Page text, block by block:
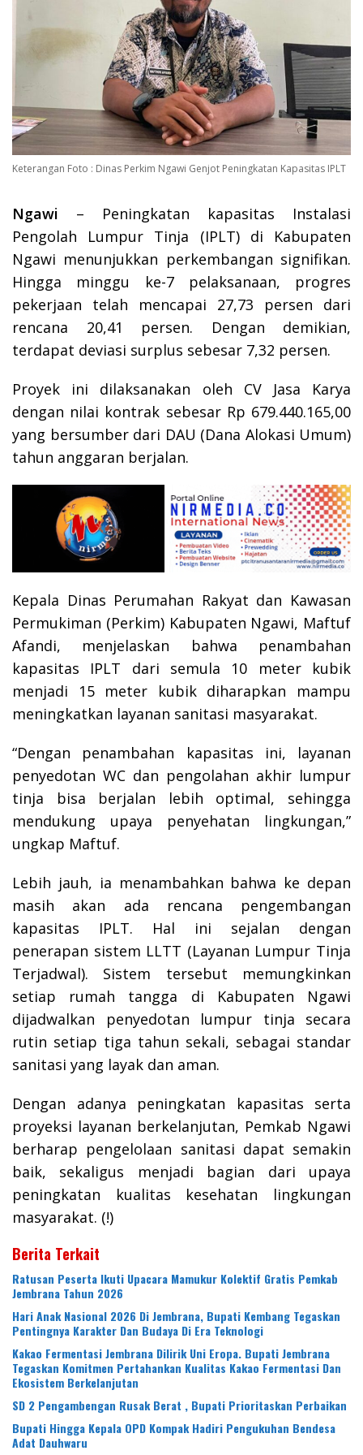
Keterangan Foto : Dinas Perkim Ngawi Genjot Peningkatan Kapasitas IPLT
Ngawi – Peningkatan kapasitas Instalasi
Pengolah Lumpur Tinja (IPLT) di Kabupaten
Ngawi menunjukkan perkembangan signifikan.
Hingga minggu ke-7 pelaksanaan, progres
pekerjaan telah mencapai 27,73 persen dari
rencana 20,41 persen. Dengan demikian,
terdapat deviasi surplus sebesar 7,32 persen.
Proyek ini dilaksanakan oleh CV Jasa Karya
dengan nilai kontrak sebesar Rp 679.440.165,00
yang bersumber dari DAU (Dana Alokasi Umum)
tahun anggaran berjalan.
Kepala Dinas Perumahan Rakyat dan Kawasan
Permukiman (Perkim) Kabupaten Ngawi, Maftuf
Afandi, menjelaskan bahwa penambahan
kapasitas IPLT dari semula 10 meter kubik
menjadi 15 meter kubik diharapkan mampu
meningkatkan layanan sanitasi masyarakat.
“Dengan penambahan kapasitas ini, layanan
penyedotan WC dan pengolahan akhir lumpur
tinja bisa berjalan lebih optimal, sehingga
mendukung upaya penyehatan lingkungan,”
ungkap Maftuf.
Lebih jauh, ia menambahkan bahwa ke depan
masih akan ada rencana pengembangan
kapasitas IPLT. Hal ini sejalan dengan
penerapan sistem LLTT (Layanan Lumpur Tinja
Terjadwal). Sistem tersebut memungkinkan
setiap rumah tangga di Kabupaten Ngawi
dijadwalkan penyedotan lumpur tinja secara
rutin setiap tiga tahun sekali, sebagai standar
sanitasi yang layak dan aman.
Dengan adanya peningkatan kapasitas serta
proyeksi layanan berkelanjutan, Pemkab Ngawi
berharap pengelolaan sanitasi dapat semakin
baik, sekaligus menjadi bagian dari upaya
peningkatan kualitas kesehatan lingkungan
masyarakat. (!)
Berita Terkait
Ratusan Peserta Ikuti Upacara Mamukur Kolektif Gratis Pemkab
Jembrana Tahun 2026
Hari Anak Nasional 2026 Di Jembrana, Bupati Kembang Tegaskan
Pentingnya Karakter Dan Budaya Di Era Teknologi
Kakao Fermentasi Jembrana Dilirik Uni Eropa. Bupati Jembrana
Tegaskan Komitmen Pertahankan Kualitas Kakao Fermentasi Dan
Ekosistem Berkelanjutan
SD 2 Pengambengan Rusak Berat , Bupati Prioritaskan Perbaikan
Bupati Hingga Kepala OPD Kompak Hadiri Pengukuhan Bendesa
Adat Dauhwaru